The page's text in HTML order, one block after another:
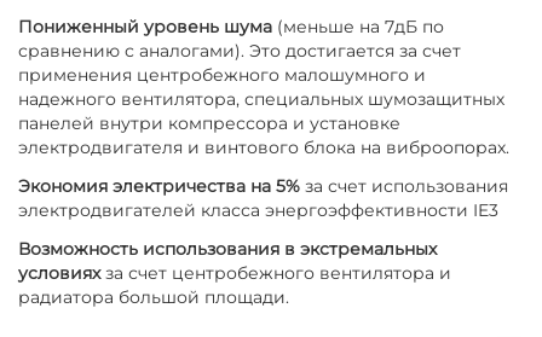
Пониженный уровень шума (меньше на 7дБ по
сравнению с аналогами). Это достигается за счет
применения центробежного малошумного и
надежного вентилятора, специальных шумозащитных
панелей внутри компрессора и установке
электродвигателя и винтового блока на виброопорах.
Экономия электричества на 5% за счет использования
электродвигателей класса энергоэффективности IE3
Возможность использования в экстремальных
условияхза счет центробежного вентилятора и
радиатора большой площади.